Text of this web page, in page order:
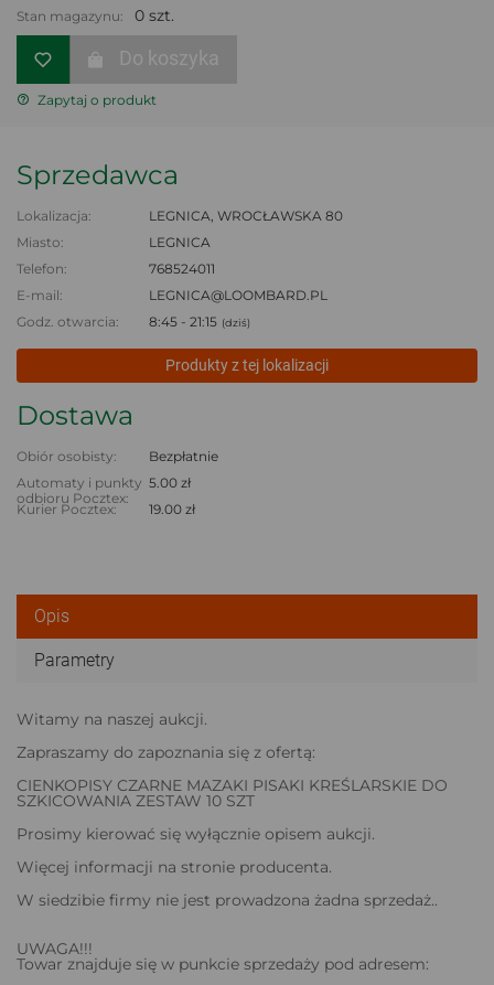
Stan magazynu: 0 szt.
Do koszyka
Zapytaj o produkt
Sprzedawca
Lokalizacja:
LEGNICA, WROCŁAWSKA 80
Miasto:
LEGNICA
Telefon:
768524011
E-mail:
LEGNICA@LOOMBARD.PL
Godz. otwarcia:
8:45 - 21:15 (dziś)
Produkty z tej lokalizacji
Dostawa
Obiór osobisty:
Bezpłatnie
Automaty i punkty
odbioru Pocztex:
5.00 zł
Kurier Pocztex:
19.00 zł
Opis
Parametry
Witamy na naszej aukcji.
Zapraszamy do zapoznania się z ofertą:
CIENKOPISY CZARNE MAZAKI PISAKI KREŚLARSKIE DO
SZKICOWANIA ZESTAW 10 SZT
Prosimy kierować się wyłącznie opisem aukcji.
Więcej informacji na stronie producenta.
W siedzibie firmy nie jest prowadzona żadna sprzedaż..
UWAGA!!!
Towar znajduje się w punkcie sprzedaży pod adresem: